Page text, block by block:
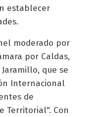
establecer
moderado por
por Caldas,
que se
Internacional
de
Territorial". Con